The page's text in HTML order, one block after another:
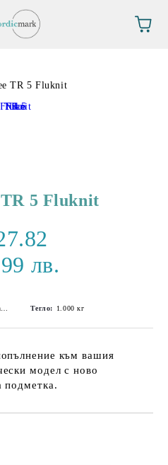
5 Fluknit
лв.
Тегло: 1.000 кг
към вашия
модел с ново
подметка.